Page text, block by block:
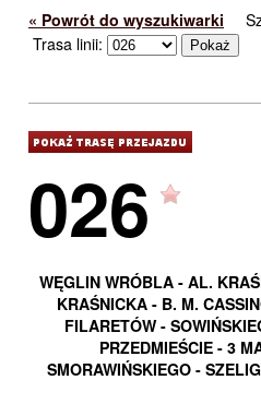
« Powrót do wyszukiwarki
Trasa linii:
026
WĘGLIN WRÓBLA - AL.
KRAŚNICKA - B. M.
FILARETÓW -
PRZEDMIEŚCIE - 3
SMORAWIŃSKIEGO -